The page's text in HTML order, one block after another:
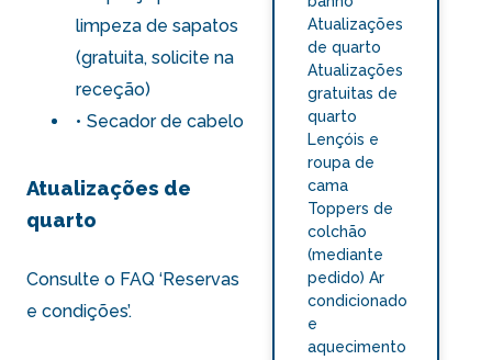
limpeza de sapatos
(gratuita, solicite na
receção)
Secador de cabelo
Atualizações de
quarto
Consulte o FAQ ‘Reservas
e condições’.
Atualizações
de quarto
Atualizações
gratuitas de
quarto
Lençóis e
roupa de
cama
Toppers de
colchão
(mediante
pedido) Ar
condicionado
e
aquecimento